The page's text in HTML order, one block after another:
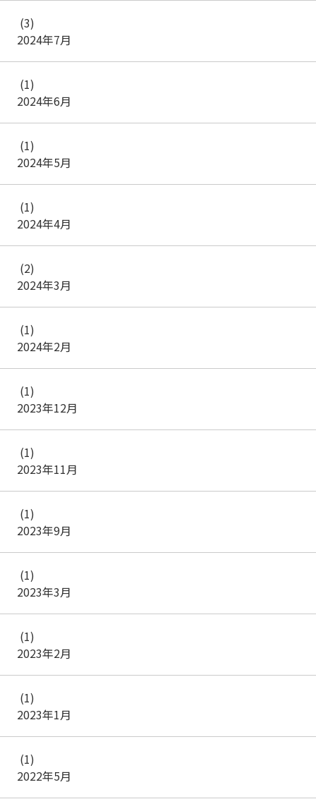
2024年7月
(3)
2024年6月
(1)
2024年5月
(1)
2024年4月
(1)
2024年3月
(2)
2024年2月
(1)
2023年12月
(1)
2023年11月
(1)
2023年9月
(1)
2023年3月
(1)
2023年2月
(1)
2023年1月
(1)
2022年5月
(1)